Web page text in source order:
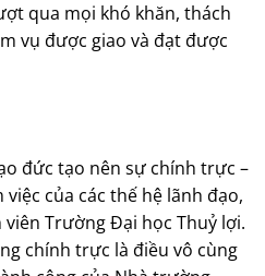
qua mọi khó khăn, thách
vụ được giao và đạt được
đức tạo nên sự chính trực –
của các thế hệ lãnh đạo,
viên Trường Đại học Thuỷ lợi.
chính trực là điều vô cùng